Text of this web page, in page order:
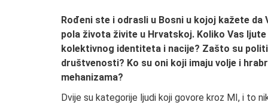
Rođeni ste i odrasli u Bosni u kojoj kažete da
pola života živite u Hrvatskoj. Koliko Vas
kolektivnog identiteta i nacije? Zašto su
društvenosti? Ko su oni koji imaju volje i
mehanizama?
Dvije su kategorije ljudi koji govore kroz MI, i to